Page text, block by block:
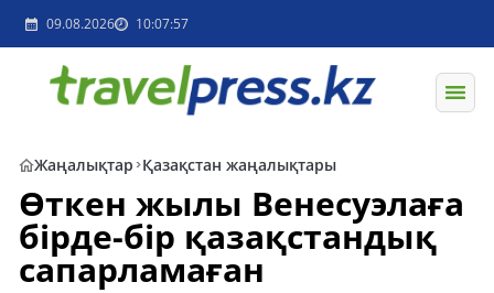
09.08.2026 10:07:57
Жаңалықтар Қазақстан жаңалықтары
Өткен жылы Венесуэлаға
бірде-бір қазақстандық
сапарламаған